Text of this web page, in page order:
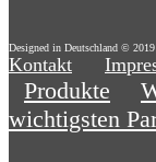
Designed in Deutschland ©
Kontakt
Produkte
wichtigsten